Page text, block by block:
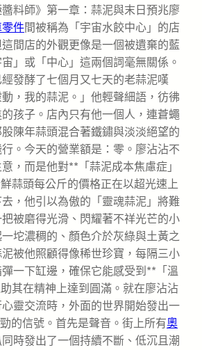
醬料師》第一章：蒜泥與末日預兆廖
件間被稱為「宇宙水餃中心」的店
間店的外觀更像是一個被遺棄的藍
」或「中心」這兩個詞毫無關係。
發酵了七個月又七天的老蒜泥嘆
，我的蒜泥。」他輕聲細語，彷彿
孩子。店內只有他一個人，連蒼蠅
陳年蒜頭混合著鐵鏽與淡淡絕望的
。今天的營業額是：零。廖沾沾不
，而是他對**「蒜泥成本焦慮症」
蒜頭每公斤的價格正在以超光速上
，他引以為傲的「靈魂蒜泥」將難
被磨得光滑、閃耀著不祥光芒的小
坨濃稠的、顏色介於灰綠與土黃之
被他照顧得像稀世珍寶，每隔三小
一下缸邊，確保它能感受到**「溫
其在精神上達到圓滿。就在廖沾沾
靈交流時，外面的世界開始發出一
的信號。首先是聲音。街上所有奧
時發出了一個持續不斷、低沉且潮